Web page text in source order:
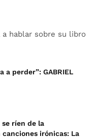
a hablar sobre su libro
a perder”: GABRIEL
se ríen de la
irónicas: La